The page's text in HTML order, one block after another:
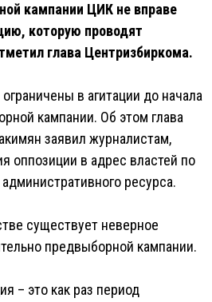
кампании ЦИК не вправе
которую проводят
глава Центризбиркома.
в агитации до начала
кампании. Об этом глава
заявил журналистам,
оппозиции в адрес властей по
ресурса.
существует неверное
предвыборной кампании.
– это как раз период